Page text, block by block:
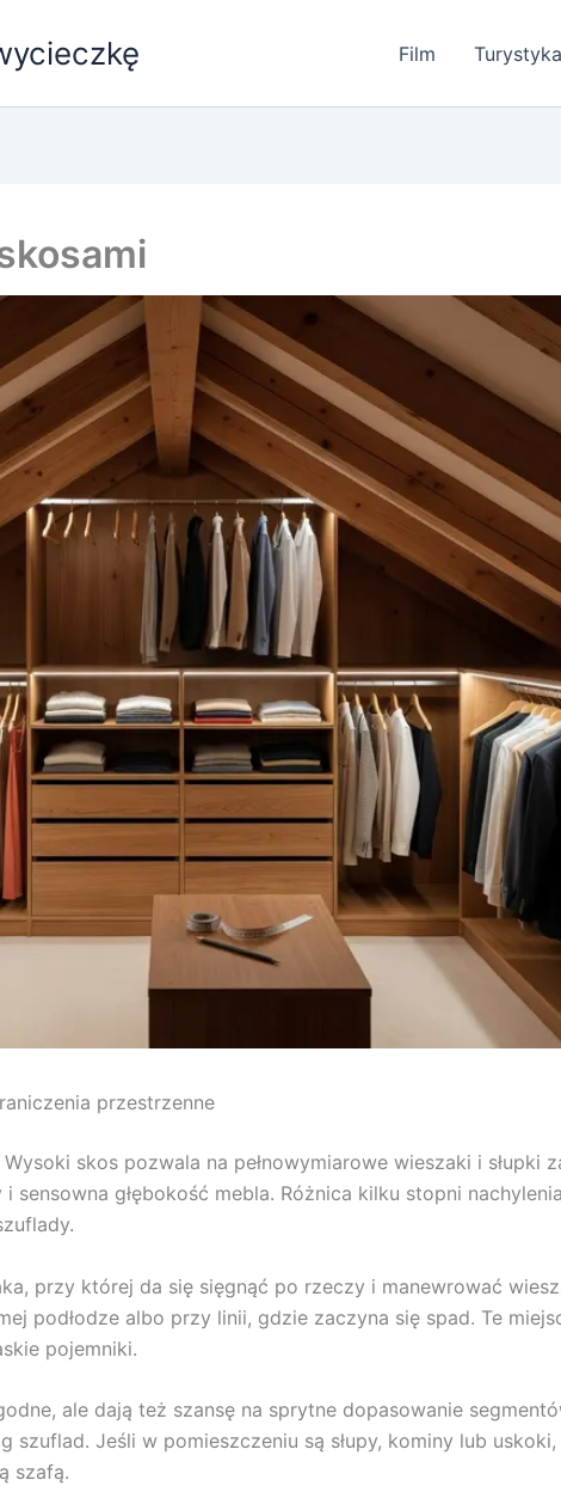
Film Turystyka
przestrzenne
skos pozwala na pełnowymiarowe wieszaki i słupki
głębokość mebla. Różnica kilku stopni
przy której da się sięgnąć po rzeczy i manewrować
podłodze albo przy linii, gdzie zaczyna się spad. Te
pojemniki.
ale dają też szansę na sprytne dopasowanie
szuflad. Jeśli w pomieszczeniu są słupy, kominy lub
szafą.